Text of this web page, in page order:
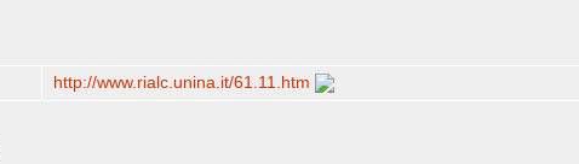
http:/​/​www.rialc.unina.it/​61.11.htm